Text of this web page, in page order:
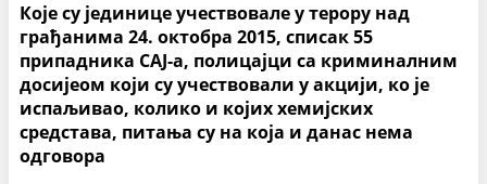
Које су јединице учествовале у терору над
грађанима 24. октобра 2015, списак 55
припадника САЈ-а, полицајци са криминалним
досијеом који су учествовали у акцији, ко је
испаљивао, колико и којих хемијских
средстава, питања су на која и данас нема
одговора